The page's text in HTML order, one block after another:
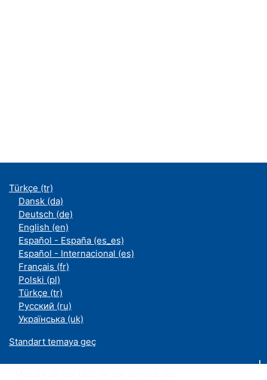
Türkçe ‎(tr)‎
Dansk ‎(da)‎
Deutsch ‎(de)‎
English ‎(en)‎
Español - España ‎(es_es)‎
Español - Internacional ‎(es)‎
Français ‎(fr)‎
Polski ‎(pl)‎
Türkçe ‎(tr)‎
Русский ‎(ru)‎
Українська ‎(uk)‎
Standart temaya geç